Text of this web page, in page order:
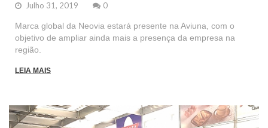
Julho 31, 2019 0
Marca global da Neovia estará presente na Aviuna, com o
objetivo de ampliar ainda mais a presença da empresa na
região.
LEIA MAIS